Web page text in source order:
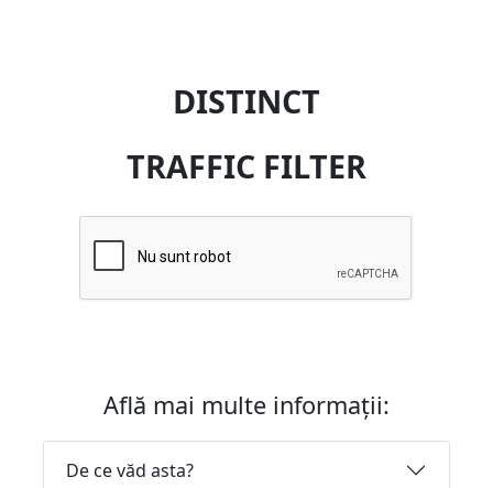
DISTINCT
TRAFFIC FILTER
Află mai multe informații:
De ce văd asta?